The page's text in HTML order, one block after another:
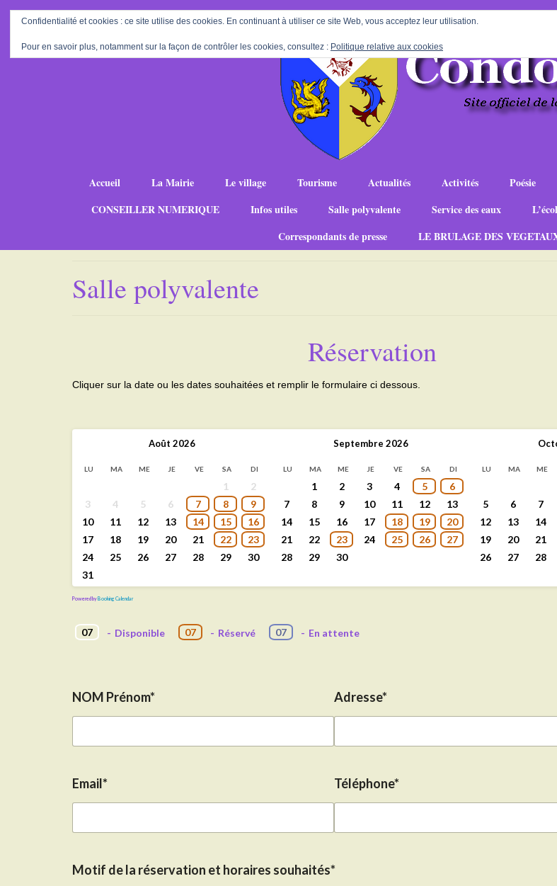
Accueil La Mairie Le village Tourisme Actualités Activités Poésie
CONSEILLER NUMERIQUE
Infos utiles Salle polyvalente Service des eaux
Correspondants de presse
LE BRULAGE DES
Salle polyvalente
Réservation
Cliquer sur la date ou les dates souhaitées et remplir le formulaire ci dessous.
Août 2026
LU MA ME JE VE SA DI
1
2
3
4 5 6 7 8
9
10
11 12 13 14 15
16
17
18 19 20 21 22
23
24
25 26 27 28 29
30
31
Septembre 2026
LU MA ME JE VE SA DI
1 2 3 4 5
6
7
8 9 10 11 12
13
14
15 16 17 18 19
20
21
22 23 24 25 26
27
28
29 30
LU MA ME
5
6 7
12
13 14
19
20 21
26
27 28
Powered byBooking Calendar
07 - Disponible 07 - Réservé 07 - En attente
NOM Prénom* Adresse*
Email* Téléphone*
Motif de la réservation et horaires souhaités*
Confidentialité et cookies : ce site utilise des cookies. En continuant à utiliser ce site Web, vous acceptez leur utilisation.
Pour en savoir plus, notamment sur la façon de contrôler les cookies, consultez : Politique relative aux cookies